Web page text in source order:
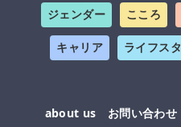
ジェンダー こころ
キャリア ライフス
about us お問い合わせ